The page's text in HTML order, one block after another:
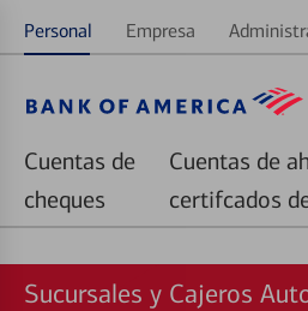
Personal Empresa
Cuentas de
cheques
Cuentas de
certifcados
Sucursales y Cajeros